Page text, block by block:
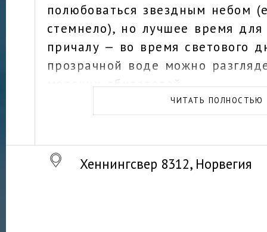
полюбоваться звездным небом
стемнело), но лучшее время для
причалу — во время светового
прозрачной воде можно
морских обитателей.
ЧИТАТЬ ПОЛНОСТЬЮ
Хеннингсвер 8312, Норвегия